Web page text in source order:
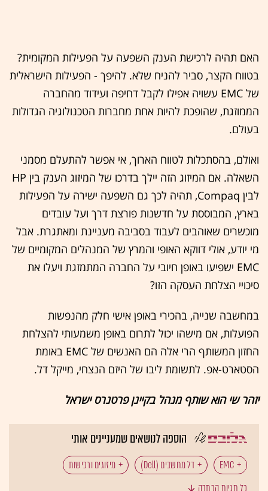
האם תהיה לרכישת הענק השפעה על הפעילות המקומית?
בטווח הקצר, סביר להניח שלא. להיפך - הפעילות הישראלית
של EMC עשויה אפילו לקבל דחיפה ועידוד מהחברה
הממוזגת, שהופכת להיות אחת מחברות הטכנולוגיה הגדולות
בעולם.
ואולם, בהסתכלות לטווח הארוך, אי אפשר להתעלם מסמני
השאלה. אם המיזוג הזה יילך בדרכו של המיזוג הענק בין HP
לבין Compaq, תהיה לכך גם השפעה ישירה על הפעילות
בארץ, המבוססת על חדשנות פורצת דרך ועל עובדים
מוכשרים שאוהבים לעבוד בסביבה מעניינת ומאתגרת. אבל
מי יודע, אולי דווקא האופי והמרץ של המנהלים המקומיים של
EMC ישפיעו באופן חיובי על החברה המתמזגת ויעלו את
סיכויי הצלחת העסקה הזו?
במחשבה שנייה, בהכירי באופן אישי חלק מהנפשות
הפועלות, אם מישהו יכול לתרום באופן משמעותי להצלחת
החזון המשותף הרי אלה הם האנשים של EMC באומת
הסטארט-אפ. לתשומת ליבו של היזם הנצחי, מייקל דל.
יזהר שי הוא שותף מנהל בקיינן פרטנרס ישראל
הוספה לנושאים שמעניינים אותי
EMC דל מחשבים (Dell)
מיזוגים ורכישות
כל תגיות הכתבה